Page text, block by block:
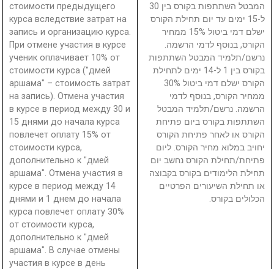
стоимости предыдущего
курса вследствие затрат на
запись и организацию курса.
При отмене участия в курсе
ученик оплачивает 10% от
стоимости курса ("дмей
аршама" – стоимость затрат
на запись). Отмена участия
в курсе в период между 30 и
15 днями до начала курса
повлечет оплату 15% от
стоимости курса,
дополнительно к "дмей
аршама". Отмена участия в
курсе в период между 14
днями и 1 днем до начала
курса повлечет оплату 30%
от стоимости курса,
дополнительно к "дмей
аршама". В случае отмены
участия в курсе в день
המבטל השתתפות בקורס בין 30
ל-15 ימים עד יום תחילת הקורס
ישלם דמי ביטול 15% ממחיר
הקורס, בנוסף לדמי הרשמה.
נרשם/תלמיד המבטל השתתפות
בקורס בין 1 ל-14 ימים לתחילת
הקורס ישלם דמי ביטול 30%
ממחיר הקורס, בנוסף לדמי
הרשמה. נרשם/תלמיד המבטל
השתתפות בקורס ביום פתיחת
הקורס או לאחר פתיחת הקורס
יחויב במלוא מחיר הקורס. ליום
פתיחת/תחילת הקורס נחשב יום
תחילת הלימודים בקורס בקבוצה
או תחילת השיעורים הפרטיים
הכלולים בקורס.